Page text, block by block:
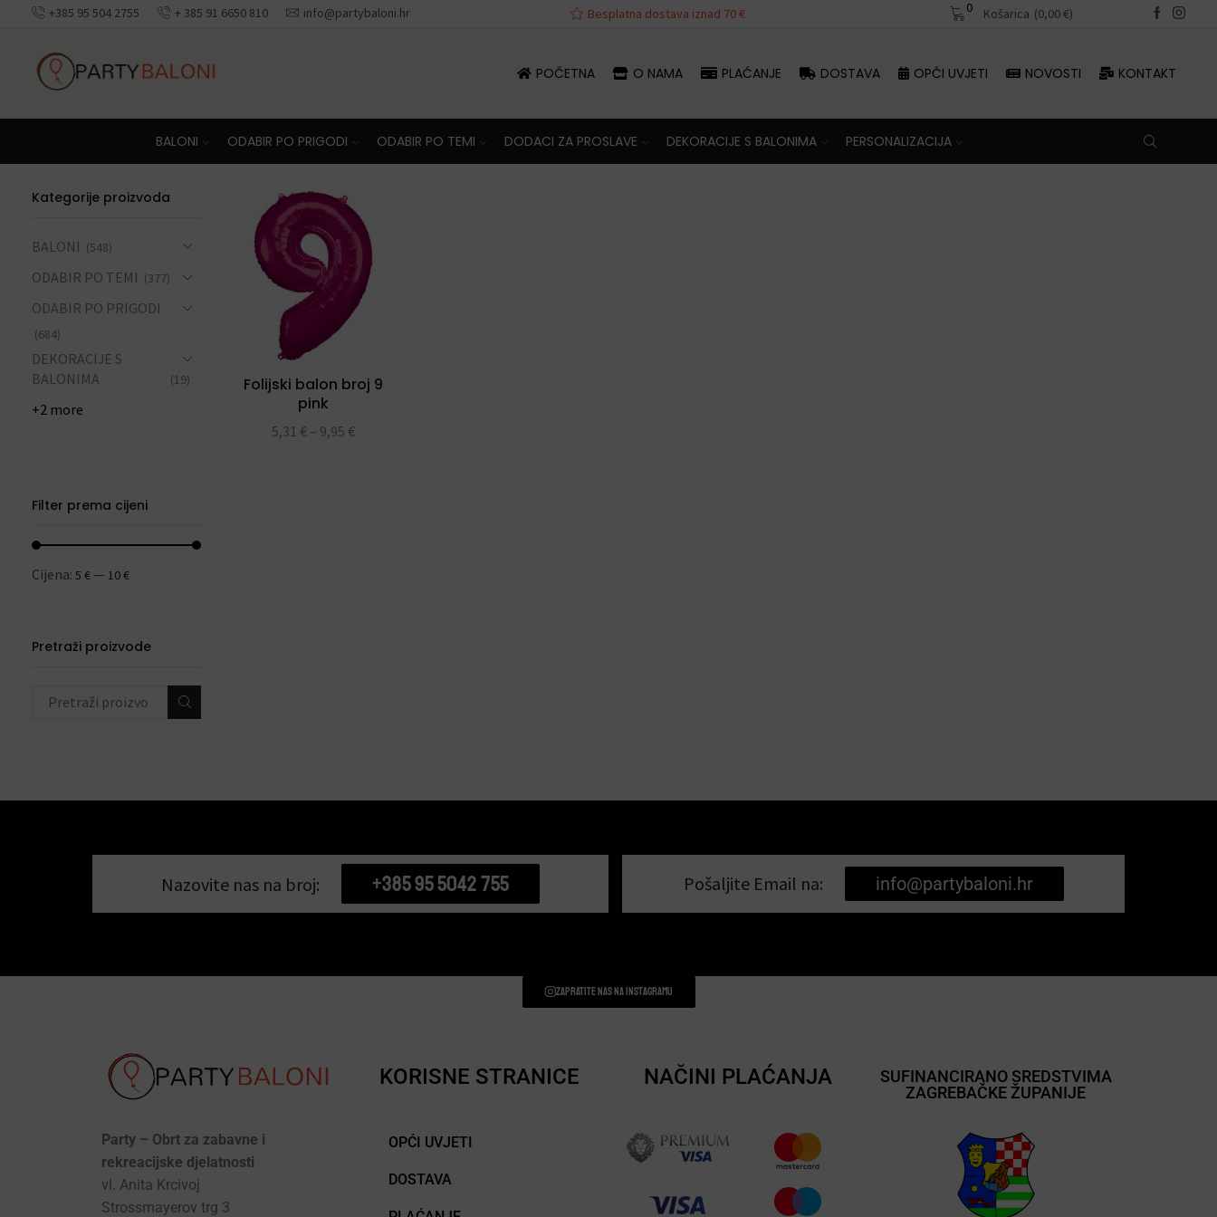
+385 95 504 2755 + 385 91 6650 810 info@partybaloni.hr
Besplatna dostava iznad 70 € Besplatna dostava iznad 70 € Besplatna dostava iznad 70 €
0 Košarica (0,00€)
POČETNA O NAMA PLAĆANJE DOSTAVA OPĆI UVJETI NOVOSTI KONTAKT
BALONI ODABIR PO PRIGODI ODABIR PO TEMI DODACI ZA PROSLAVE DEKORACIJE S BALONIMA PERSONALIZACIJA
Folijski balon broj 9
pink
5,31 € – 9,95 €
Kategorije proizvoda
BALONI (548)
ODABIR PO TEMI (377)
ODABIR PO PRIGODI
(684)
DEKORACIJE S
BALONIMA
(19)
+2 more
Filter prema cijeni
Cijena: 5 € — 10 €
Pretraži proizvode
Nazovite nas na broj: +385 95 5042 755 Pošaljite Email na: info@partybaloni.hr
Zapratite nas na instagramu
Party – Obrt za zabavne i
rekreacijske djelatnosti
vl. Anita Krcivoj
Strossmayerov trg 3
KORISNE STRANICE
OPĆI UVJETI
DOSTAVA
NAČINI PLAĆANJA
SUFINANCIRANO SREDSTVIMA
ZAGREBAČKE ŽUPANIJE